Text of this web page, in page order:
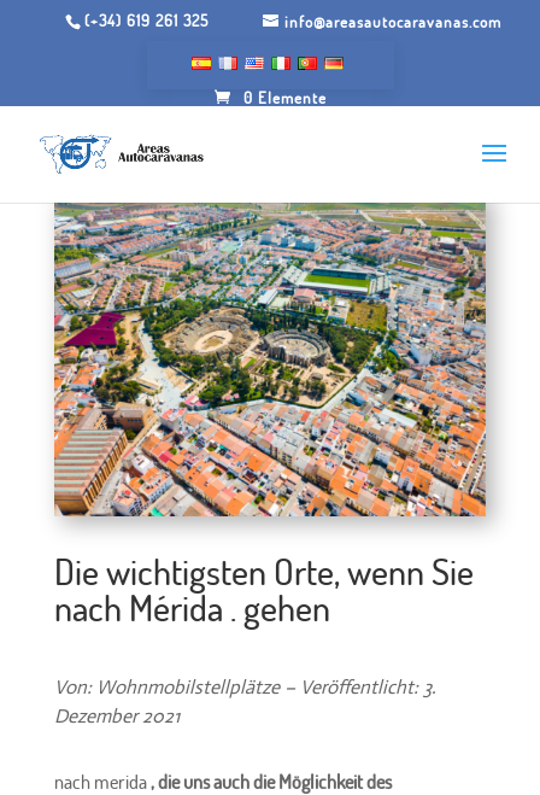
(+34) 619 261 325 info@areasautocaravanas.com
0 Elemente
Die wichtigsten Orte, wenn Sie
nach Mérida . gehen
Von: Wohnmobilstellplätze – Veröffentlicht: 3.
Dezember 2021
nach merida, die uns auch die Möglichkeit des